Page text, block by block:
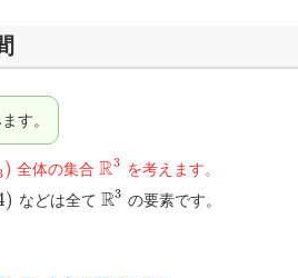
す。
) 全体の集合R3
R3 を考えます。
) などは全て R3
R3 の要素です。